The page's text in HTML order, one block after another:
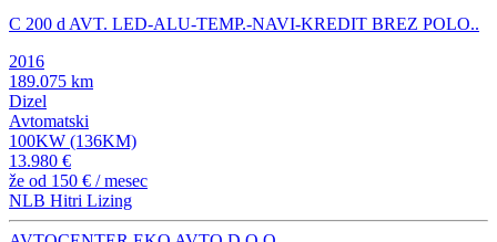
C 200 d AVT. LED-ALU-TEMP.-NAVI-KREDIT BREZ POLO..
2016
189.075 km
Dizel
Avtomatski
100KW (136KM)
13.980 €
že od 150 € / mesec
NLB Hitri Lizing